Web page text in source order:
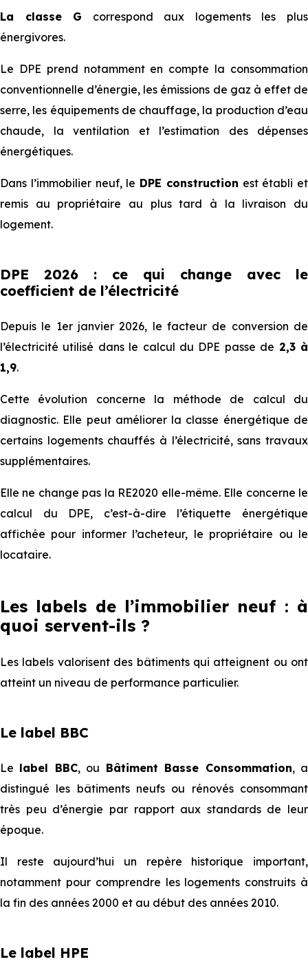
La classe G correspond aux logements les plus
énergivores.
Le DPE prend notamment en compte la consommation
conventionnelle d’énergie, les émissions de gaz à effet de
serre, les équipements de chauffage, la production d’eau
chaude, la ventilation et l’estimation des dépenses
énergétiques.
Dans l’immobilier neuf, le DPE construction est établi et
remis au propriétaire au plus tard à la livraison du
logement.
DPE 2026 : ce qui change avec le
coefficient de l’électricité
Depuis le 1er janvier 2026, le facteur de conversion de
l’électricité utilisé dans le calcul du DPE passe de 2,3 à
1,9.
Cette évolution concerne la méthode de calcul du
diagnostic. Elle peut améliorer la classe énergétique de
certains logements chauffés à l’électricité, sans travaux
supplémentaires.
Elle ne change pas la RE2020 elle-même. Elle concerne le
calcul du DPE, c’est-à-dire l’étiquette énergétique
affichée pour informer l’acheteur, le propriétaire ou le
locataire.
Les labels de l’immobilier neuf : à
quoi servent-ils ?
Les labels valorisent des bâtiments qui atteignent ou ont
atteint un niveau de performance particulier.
Le label BBC
Le label BBC, ou Bâtiment Basse Consommation, a
distingué les bâtiments neufs ou rénovés consommant
très peu d’énergie par rapport aux standards de leur
époque.
Il reste aujourd’hui un repère historique important,
notamment pour comprendre les logements construits à
la fin des années 2000 et au début des années 2010.
Le label HPE